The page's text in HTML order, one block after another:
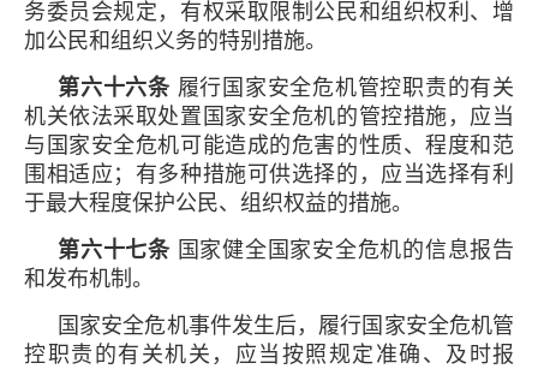
务委员会规定，有权采取限制公民和组织权利、增
加公民和组织义务的特别措施。
第六十六条 履行国家安全危机管控职责的有关
机关依法采取处置国家安全危机的管控措施，应当
与国家安全危机可能造成的危害的性质、程度和范
围相适应；有多种措施可供选择的，应当选择有利
于最大程度保护公民、组织权益的措施。
第六十七条 国家健全国家安全危机的信息报告
和发布机制。
国家安全危机事件发生后，履行国家安全危机管
控职责的有关机关，应当按照规定准确、及时报